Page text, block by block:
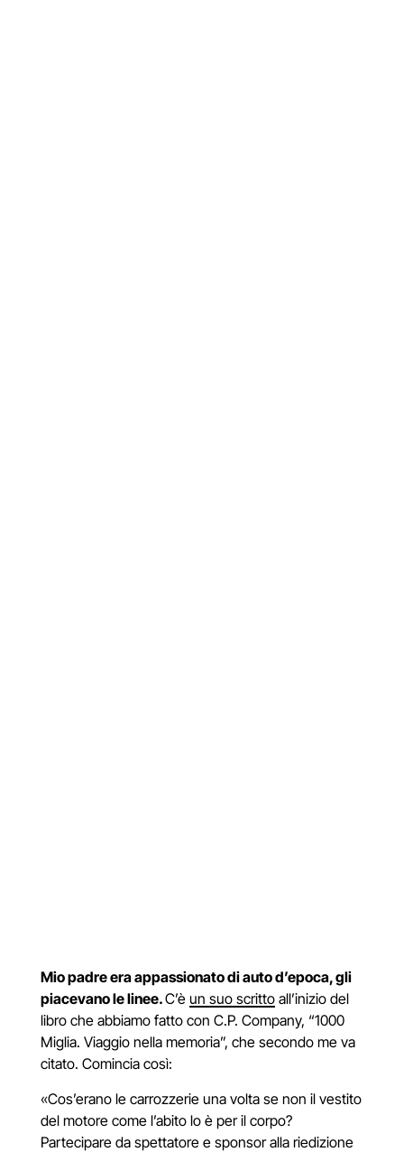
Mio padre era appassionato di auto d’epoca, gli
piacevano le linee.C’è un suo scrittoall’inizio del
libro che abbiamo fatto con C.P. Company, “1000
Miglia. Viaggio nella memoria”, che secondo me va
citato. Comincia così:
«Cos’erano le carrozzerie una volta se non il vestito
del motore come l’abito lo è per il corpo?
Partecipare da spettatore e sponsor alla riedizione